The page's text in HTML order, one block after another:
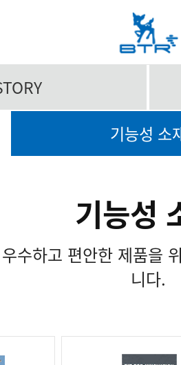
기능성 소
기능성
수하고 편안한 제품을
니다.